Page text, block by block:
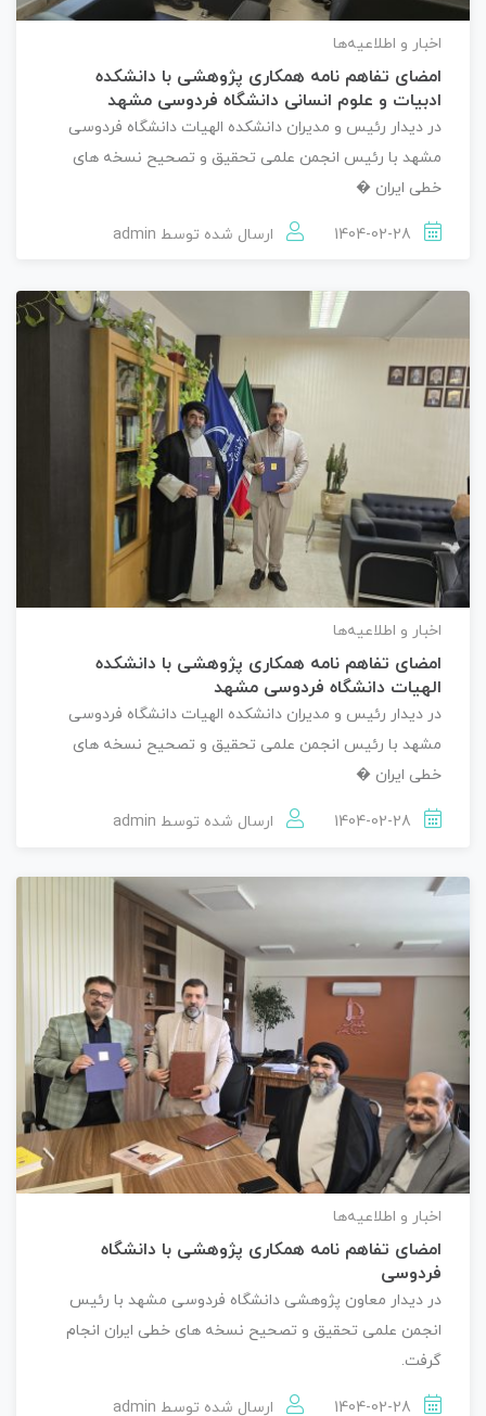
اخبار و اطلاعیه‌ها
امضای تفاهم نامه همکاری پژوهشی با دانشکده
ادبیات و علوم انسانی دانشگاه فردوسی مشهد
در دیدار رئیس و مدیران دانشکده الهیات دانشگاه فردوسی
مشهد با رئیس انجمن علمی تحقیق و تصحیح نسخه های
خطی ایران �
ارسال شده توسط admin
اخبار و اطلاعیه‌ها
امضای تفاهم نامه همکاری پژوهشی با دانشکده
الهیات دانشگاه فردوسی مشهد
در دیدار رئیس و مدیران دانشکده الهیات دانشگاه فردوسی
مشهد با رئیس انجمن علمی تحقیق و تصحیح نسخه های
خطی ایران �
ارسال شده توسط admin
اخبار و اطلاعیه‌ها
امضای تفاهم نامه همکاری پژوهشی با دانشگاه
فردوسی
در دیدار معاون پژوهشی دانشگاه فردوسی مشهد با رئیس
انجمن علمی تحقیق و تصحیح نسخه های خطی ایران انجام
گرفت.
ارسال شده توسط admin